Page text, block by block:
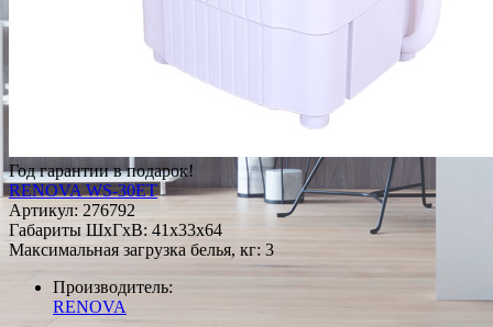
Год гарантии в подарок!
RENOVA WS-30ET
Артикул: 276792
Габариты ШxГxВ: 41x33x64
Максимальная загрузка белья, кг: 3
Производитель:
RENOVA